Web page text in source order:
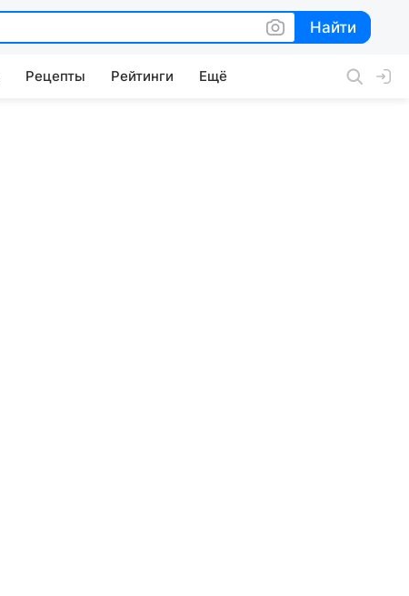
Найти
Найти
Рецепты Рейтинги Ещё